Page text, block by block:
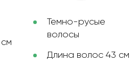
Темно-русые
волосы
Длина волос 43 см